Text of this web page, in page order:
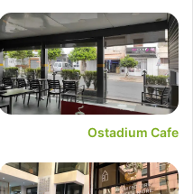
Ostadium Cafe